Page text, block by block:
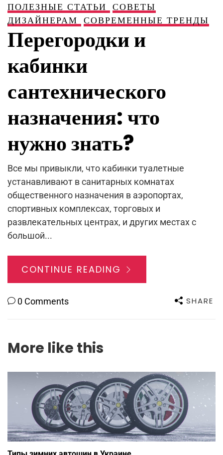
ПОЛЕЗНЫЕ СТАТЬИ СОВЕТЫ
ДИЗАЙНЕРАМ СОВРЕМЕННЫЕ ТРЕНДЫ
Перегородки и
кабинки
сантехнического
назначения: что
нужно знать?
Все мы привыкли, что кабинки туалетные
устанавливают в санитарных комнатах
общественного назначения в аэропортах,
спортивных комплексах, торговых и
развлекательных центрах, и других местах с
большой...
CONTINUE READING
0 Comments SHARE
More like this